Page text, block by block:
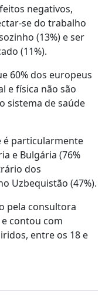
negativos,
se do trabalho
(13%) e ser
(11%).
60% dos europeus
e física não são
sistema de saúde
é particularmente
e Bulgária (76%
dos
Uzbequistão (47%).
pela consultora
contou com
entre os 18 e